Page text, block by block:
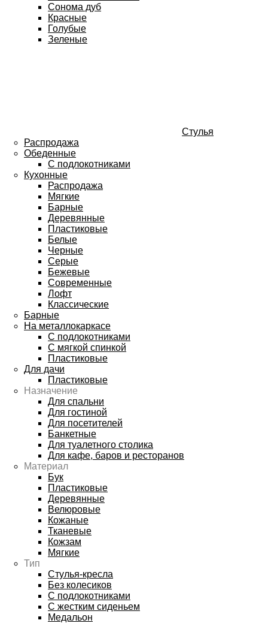
Сонома дуб
Красные
Голубые
Зеленые
Стулья
Распродажа
Обеденные
С подлокотниками
Кухонные
Распродажа
Мягкие
Барные
Деревянные
Пластиковые
Белые
Черные
Серые
Бежевые
Современные
Лофт
Классические
Барные
На металлокаркасе
С подлокотниками
С мягкой спинкой
Пластиковые
Для дачи
Пластиковые
Назначение
Для спальни
Для гостиной
Для посетителей
Банкетные
Для туалетного столика
Для кафе, баров и ресторанов
Материал
Бук
Пластиковые
Деревянные
Велюровые
Кожаные
Тканевые
Кожзам
Мягкие
Тип
Стулья-кресла
Без колесиков
С подлокотниками
С жестким сиденьем
Медальон